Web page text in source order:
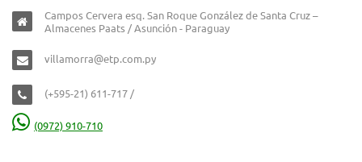
Campos Cervera esq. San Roque González de Santa Cruz –
Almacenes Paats / Asunción - Paraguay
villamorra@etp.com.py
(+595-21) 611-717 /
(0972) 910-710